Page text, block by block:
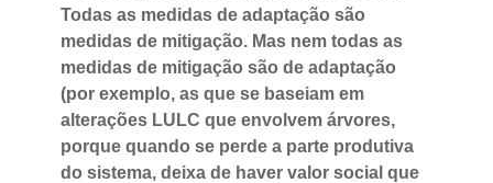
Todas as medidas de adaptação são
medidas de mitigação. Mas nem todas as
medidas de mitigação são de adaptação
(por exemplo, as que se baseiam em
alterações LULC que envolvem árvores,
porque quando se perde a parte produtiva
do sistema, deixa de haver valor social que